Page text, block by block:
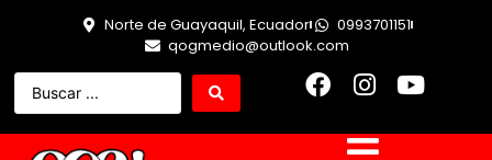
Norte de Guayaquil, Ecuador
0993701151
qogmedio@outlook.com